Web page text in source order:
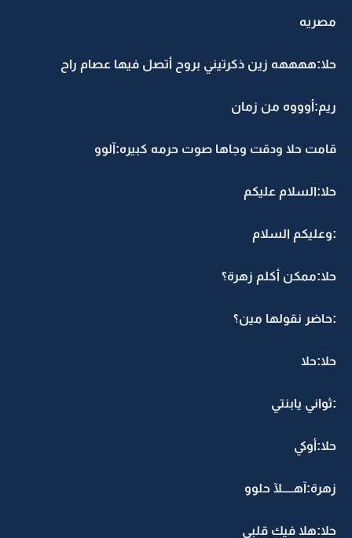
مصريه
حلا:ههههه زين ذكرتيني بروح أتصل فيها عصام راح
ريم:أوووه من زمان
قامت حلا ودقت وجاها صوت حرمه كبيره:آلوو
حلا:السلام عليكم
:وعليكم السلام
حلا:ممكن أكلم زهرة؟
:حاضر نقولها مين؟
حلا:حلا
:ثواني يابنتي
حلا:أوكي
زهرة:آهـــــلآ حلوو
حلا:هلا فيك قلبي